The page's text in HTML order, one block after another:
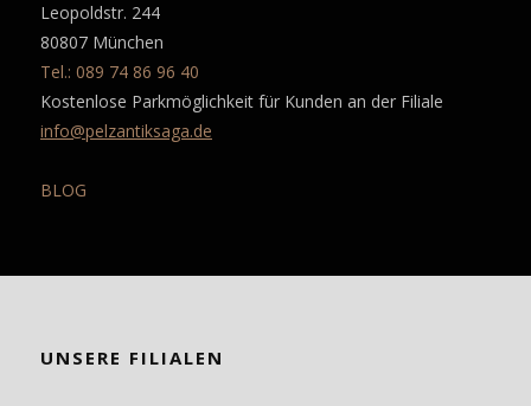
Leopoldstr. 244
80807 München
Tel.: 089 74 86 96 40
Kostenlose Parkmöglichkeit für Kunden an der Filiale
info@pelzantiksaga.de
BLOG
UNSERE FILIALEN